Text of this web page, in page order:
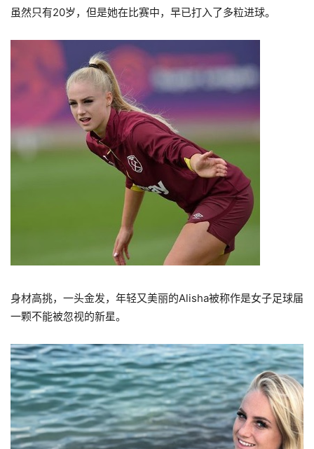
虽然只有20岁，但是她在比赛中，早已打入了多粒进球。
身材高挑，一头金发，年轻又美丽的Alisha被称作是女子足球届
一颗不能被忽视的新星。